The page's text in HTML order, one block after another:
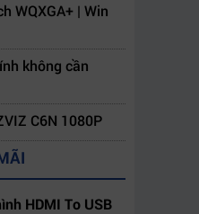
WQXGA+ | Win
không cần
C6N 1080P
HDMI To USB